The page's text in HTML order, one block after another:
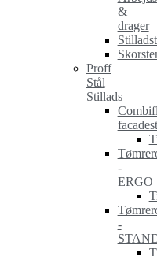
&
drager
Proff
Stål
Stillads
-
ERGO
-